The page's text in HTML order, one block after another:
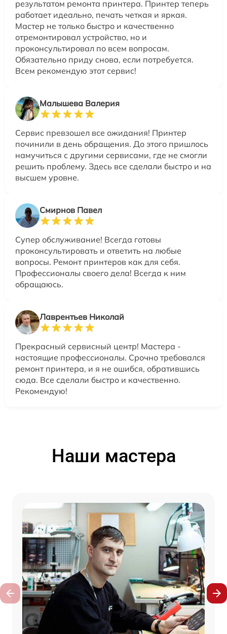
результатом ремонта принтера. Принтер теперь
работает идеально, печать четкая и яркая.
Мастер не только быстро и качественно
отремонтировал устройство, но и
проконсультировал по всем вопросам.
Обязательно приду снова, если потребуется.
Всем рекомендую этот сервис!
Малышева Валерия
Сервис превзошел все ожидания! Принтер
починили в день обращения. До этого пришлось
намучиться с другими сервисами, где не смогли
решить проблему. Здесь все сделали быстро и на
высшем уровне.
Смирнов Павел
Супер обслуживание! Всегда готовы
проконсультировать и ответить на любые
вопросы. Ремонт принтеров как для себя.
Профессионалы своего дела! Всегда к ним
обращаюсь.
Лаврентьев Николай
Прекрасный сервисный центр! Мастера -
настоящие профессионалы. Срочно требовался
ремонт принтера, и я не ошибся, обратившись
сюда. Все сделали быстро и качественно.
Рекомендую!
Наши мастера